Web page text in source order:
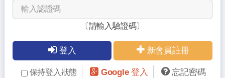
〔請輸入驗證碼〕
登入 新會員註冊
保持登入狀態 Google 登入 忘記密碼